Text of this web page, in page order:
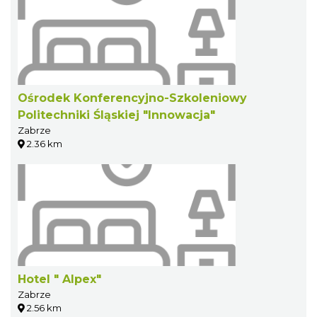
Ośrodek Konferencyjno-Szkoleniowy
Politechniki Śląskiej "Innowacja"
Zabrze
2.36 km
Hotel " Alpex"
Zabrze
2.56 km